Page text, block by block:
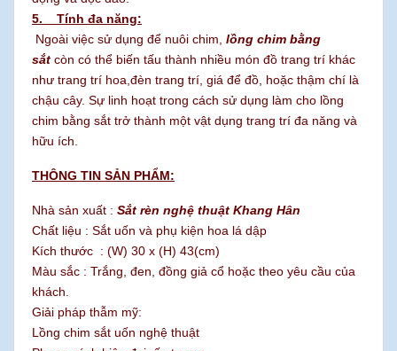
5. Tính đa năng:
Ngoài việc sử dụng để nuôi chim, lồng chim bằng
sắt còn có thể biến tấu thành nhiều món đồ trang trí khác
như trang trí hoa,đèn trang trí, giá để đồ, hoặc thậm chí là
chậu cây. Sự linh hoạt trong cách sử dụng làm cho lồng
chim bằng sắt trở thành một vật dụng trang trí đa năng và
hữu ích.
THÔNG TIN SẢN PHẨM:
Nhà sản xuất : Sắt rèn nghệ thuật Khang Hân
Chất liệu : Sắt uốn và phụ kiện hoa lá dập
Kích thước : (W) 30 x (H) 43(cm)
Màu sắc : Trắng, đen, đồng giả cổ hoặc theo yêu cầu của
khách.
Giải pháp thẫm mỹ:
Lồng chim sắt uốn nghệ thuật